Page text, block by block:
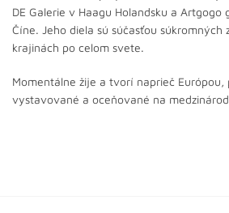
DE Galerie v Haagu Holandsku a
Číne. Jeho diela sú súčasťou súkromných
krajinách po celom svete.
Momentálne žije a tvorí naprieč Európou,
vystavované a oceňované na